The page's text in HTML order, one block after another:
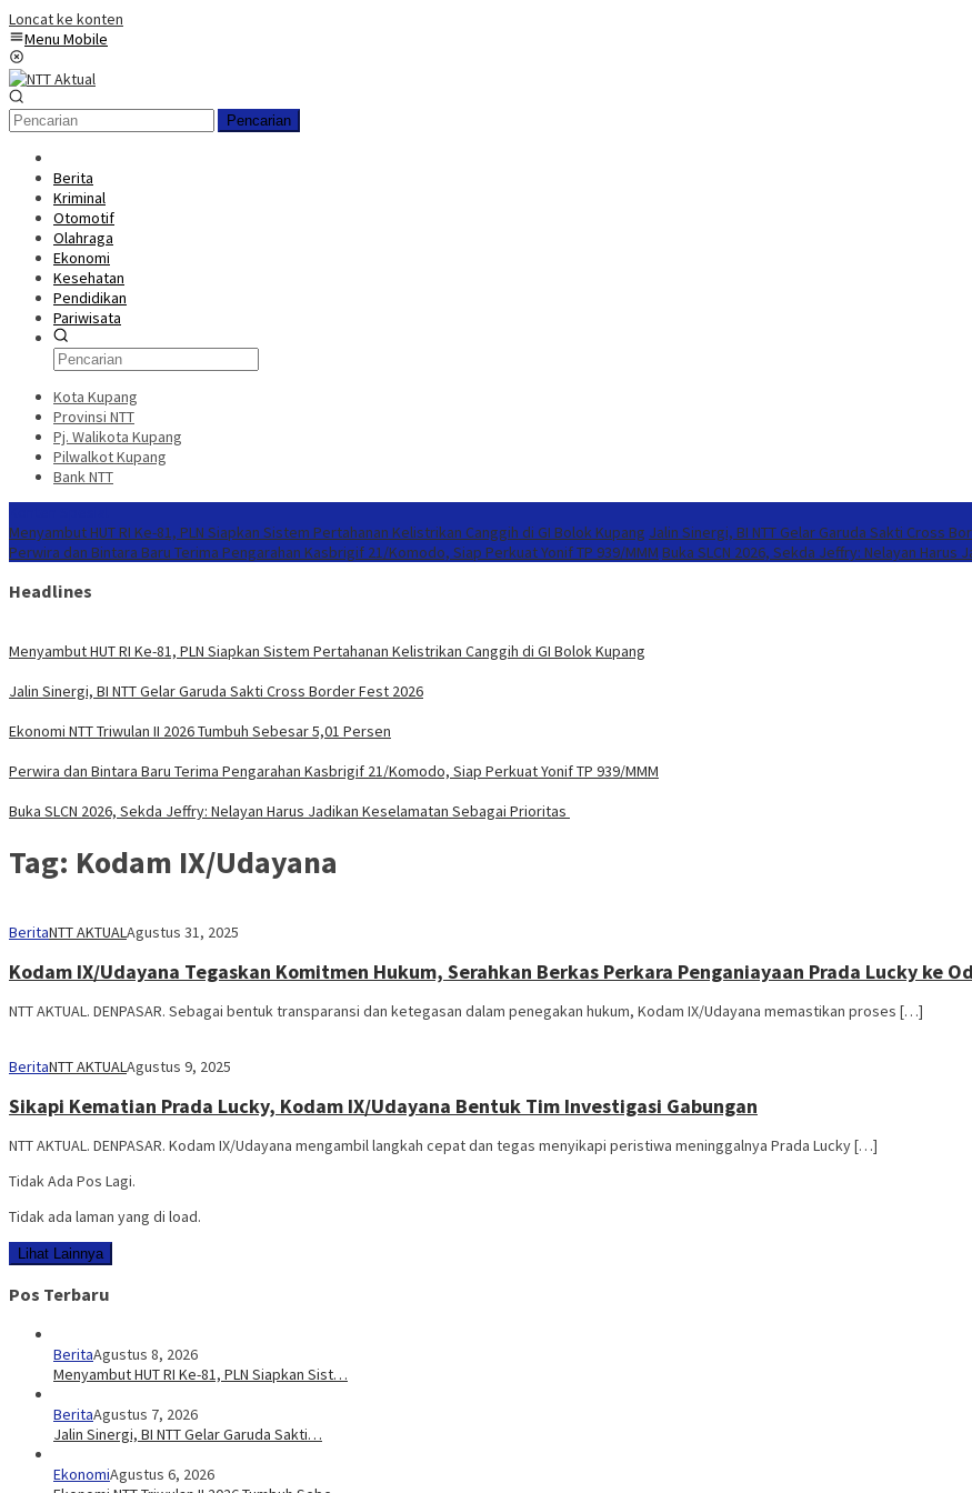
Loncat ke konten
Menu Mobile
Pencarian
Berita
Kriminal
Otomotif
Olahraga
Ekonomi
Kesehatan
Pendidikan
Pariwisata
Kota Kupang
Provinsi NTT
Pj. Walikota Kupang
Pilwalkot Kupang
Bank NTT
Menyambut HUT RI Ke-81, PLN Siapkan Sistem Pertahanan Kelistrikan Canggih di GI Bolok Kupang Jalin Sinergi, BI NTT Gelar Garuda Sakti Cross
Perwira dan Bintara Baru Terima Pengarahan Kasbrigif 21/Komodo, Siap Perkuat Yonif TP 939/MMM Buka SLCN 2026, Sekda Jeffry: Nelayan
Headlines
Menyambut HUT RI Ke-81, PLN Siapkan Sistem Pertahanan Kelistrikan Canggih di GI Bolok Kupang
Jalin Sinergi, BI NTT Gelar Garuda Sakti Cross Border Fest 2026
Ekonomi NTT Triwulan II 2026 Tumbuh Sebesar 5,01 Persen
Perwira dan Bintara Baru Terima Pengarahan Kasbrigif 21/Komodo, Siap Perkuat Yonif TP 939/MMM
Buka SLCN 2026, Sekda Jeffry: Nelayan Harus Jadikan Keselamatan Sebagai Prioritas
Tag: Kodam IX/Udayana
BeritaNTT AKTUALAgustus 31, 2025
Kodam IX/Udayana Tegaskan Komitmen Hukum, Serahkan Berkas Perkara Penganiayaan Prada Lucky ke
NTT AKTUAL. DENPASAR. Sebagai bentuk transparansi dan ketegasan dalam penegakan hukum, Kodam IX/Udayana memastikan proses […]
BeritaNTT AKTUALAgustus 9, 2025
Sikapi Kematian Prada Lucky, Kodam IX/Udayana Bentuk Tim Investigasi Gabungan
NTT AKTUAL. DENPASAR. Kodam IX/Udayana mengambil langkah cepat dan tegas menyikapi peristiwa meninggalnya Prada Lucky […]
Tidak Ada Pos Lagi.
Tidak ada laman yang di load.
Lihat Lainnya
Pos Terbaru
BeritaAgustus 8, 2026
Menyambut HUT RI Ke-81, PLN Siapkan Sist…
BeritaAgustus 7, 2026
Jalin Sinergi, BI NTT Gelar Garuda Sakti…
EkonomiAgustus 6, 2026